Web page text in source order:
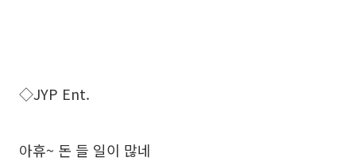
◇JYP Ent.
아휴~ 돈 들 일이 많네